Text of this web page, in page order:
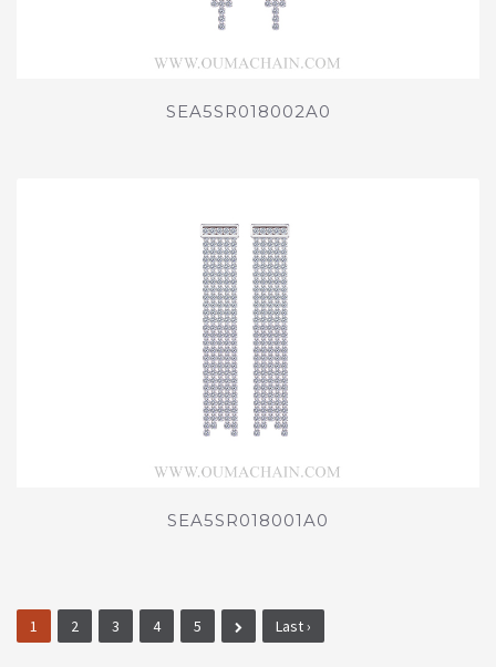
SEA5SR018002A0
SEA5SR018001A0
1 2 3 4 5 Last ›